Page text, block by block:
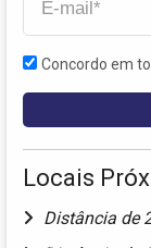
Concordo em
Locais
Distância de